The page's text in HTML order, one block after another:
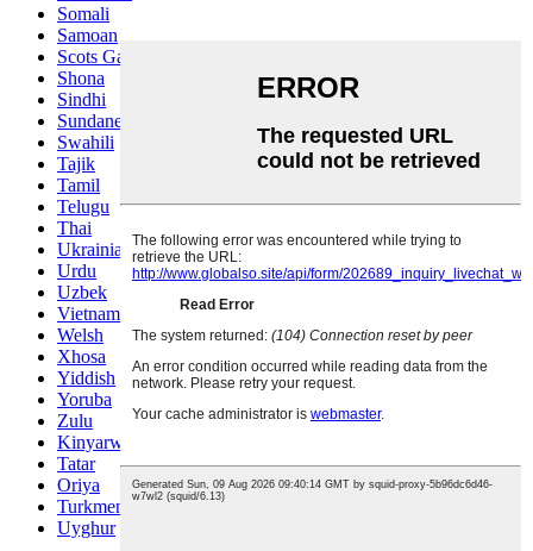
Somali
Samoan
Scots Gaelic
Shona
Sindhi
Sundanese
Swahili
Tajik
Tamil
Telugu
Thai
Ukrainian
Urdu
Uzbek
Vietnamese
Welsh
Xhosa
Yiddish
Yoruba
Zulu
Kinyarwanda
Tatar
Oriya
Turkmen
Uyghur